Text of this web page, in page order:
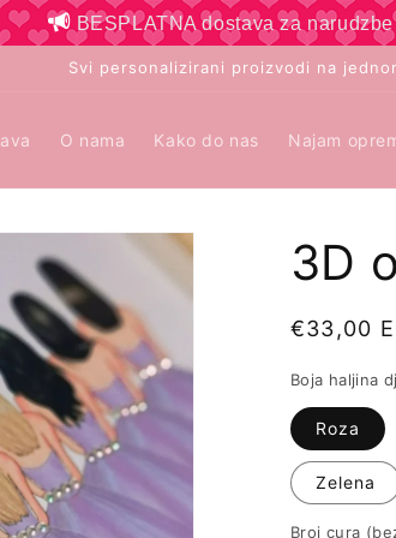
BESPLATNA dostava za
Svi personalizirani proizvodi na
O nama Kako do nas Najam
3D
Redovna
€33,00
Boja haljina
Roza
Zelena
Broj cura